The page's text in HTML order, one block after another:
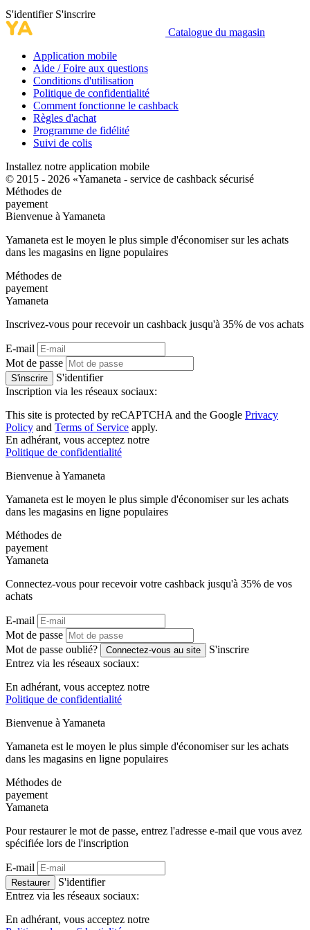
S'identifier S'inscrire
Catalogue du magasin
Application mobile
Aide / Foire aux questions
Conditions d'utilisation
Politique de confidentialité
Comment fonctionne le cashback
Règles d'achat
Programme de fidélité
Suivi de colis
Installez notre application mobile
© 2015 - 2026 «Yamaneta - service de cashback sécurisé
Méthodes de
payement
Bienvenue à Yamaneta
Yamaneta est le moyen le plus simple d'économiser sur les achats
dans les magasins en ligne populaires
Méthodes de
payement
Yamaneta
Inscrivez-vous pour recevoir un cashback jusqu'à 35% de vos achats
E-mail
Mot de passe
S'inscrire
S'identifier
Inscription via les réseaux sociaux:
This site is protected by reCAPTCHA and the Google Privacy
Policy and Terms of Service apply.
En adhérant, vous acceptez notre
Politique de confidentialité
Bienvenue à Yamaneta
Yamaneta est le moyen le plus simple d'économiser sur les achats
dans les magasins en ligne populaires
Méthodes de
payement
Yamaneta
Connectez-vous pour recevoir votre cashback jusqu'à 35% de vos
achats
E-mail
Mot de passe
Mot de passe oublié?
Connectez-vous au site
S'inscrire
Entrez via les réseaux sociaux:
En adhérant, vous acceptez notre
Politique de confidentialité
Bienvenue à Yamaneta
Yamaneta est le moyen le plus simple d'économiser sur les achats
dans les magasins en ligne populaires
Méthodes de
payement
Yamaneta
Pour restaurer le mot de passe, entrez l'adresse e-mail que vous avez
spécifiée lors de l'inscription
E-mail
Restaurer
S'identifier
Entrez via les réseaux sociaux:
En adhérant, vous acceptez notre